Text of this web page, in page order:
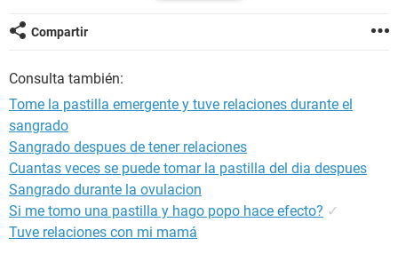
mucosa, mi duda es hay riesgo se embarazo?
Debo de tomar la pastilla de nuevo?
tomar la pastilla de nuevo por los riesgos que representa
Gracias por tomar su tiempo en leer mi pregunta
Compartir
Consulta también:
Tome la pastilla emergente y tuve relaciones durante el
sangrado
Sangrado despues de tener relaciones
Cuantas veces se puede tomar la pastilla del dia despues
Sangrado durante la ovulacion
Si me tomo una pastilla y hago popo hace efecto? ✓
Tuve relaciones con mi mamá